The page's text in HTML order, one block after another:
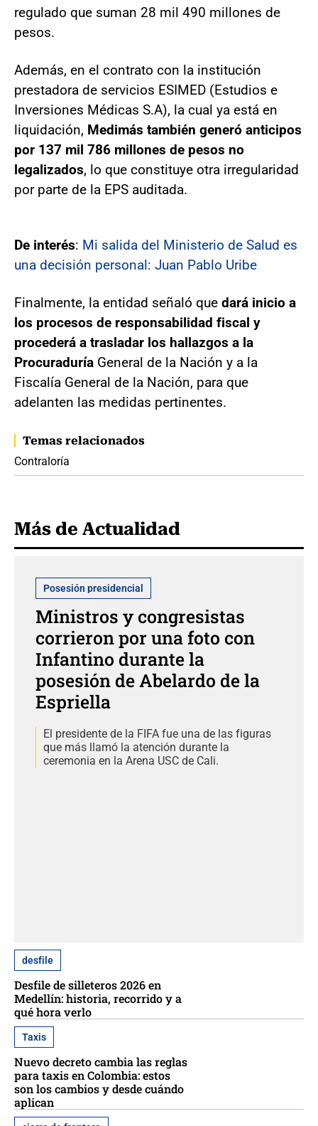
regulado que suman 28 mil 490 millones de
pesos.
Además, en el contrato con la institución
prestadora de servicios ESIMED (Estudios e
Inversiones Médicas S.A), la cual ya está en
liquidación, Medimás también generó anticipos
por 137 mil 786 millones de pesos no
legalizados, lo que constituye otra irregularidad
por parte de la EPS auditada.
De interés: Mi salida del Ministerio de Salud es
una decisión personal: Juan Pablo Uribe
Finalmente, la entidad señaló que dará inicio a
los procesos de responsabilidad fiscal y
procederá a trasladar los hallazgos a la
Procuraduría General de la Nación y a la
Fiscalía General de la Nación, para que
adelanten las medidas pertinentes.
Temas relacionados
Contraloría
Más de Actualidad
Posesión presidencial
Ministros y congresistas
corrieron por una foto con
Infantino durante la
posesión de Abelardo de la
Espriella
El presidente de la FIFA fue una de las figuras
que más llamó la atención durante la
ceremonia en la Arena USC de Cali.
desfile
Desfile de silleteros 2026 en
Medellín: historia, recorrido y a
qué hora verlo
Taxis
Nuevo decreto cambia las reglas
para taxis en Colombia: estos
son los cambios y desde cuándo
aplican